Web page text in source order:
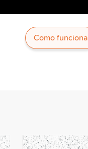
Como funciona